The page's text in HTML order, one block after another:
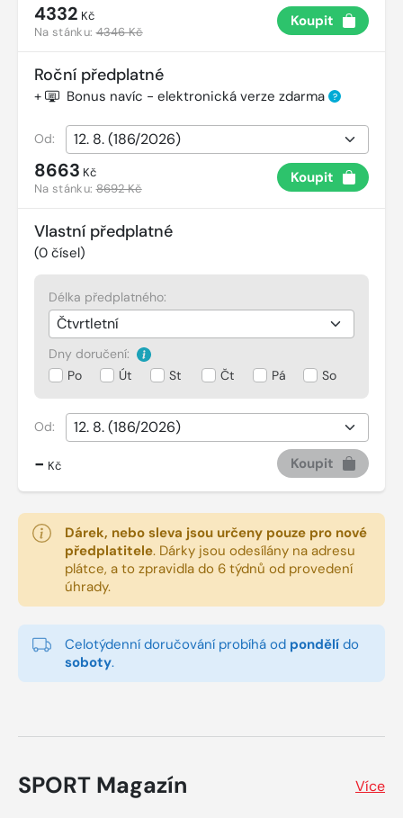
4332 Kč
Na stánku:4346 Kč
Koupit
Roční předplatné
+ Bonus navíc - elektronická verze zdarma ?
Od:
8663 Kč
Na stánku:8692 Kč
Koupit
Vlastní předplatné
(0 čísel)
Délka předplatného:
Dny doručení:
Po
Út St Čt Pá So
Od:
- Kč Koupit
Dárek, nebo sleva jsou určeny pouze pro nové
předplatitele. Dárky jsou odesílány na adresu
plátce, a to zpravidla do 6 týdnů od provedení
úhrady.
Celotýdenní doručování probíhá od pondělí do
soboty.
SPORT Magazín Více